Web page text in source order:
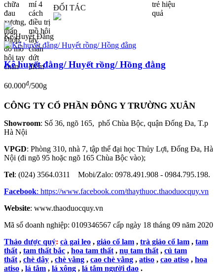
ĐỐI TÁC
Kê Huyết Đằng
Kê huyết đằng/ Huyết rồng/ Hồng đằng
60.000đ/500g
CÔNG TY CỔ PHẦN ĐÔNG Y TRƯỜNG XUÂN
Showroom: Số 36, ngõ 165, phố Chùa Bộc, quận Đống Đa, T.p
Hà Nội
VPGD: Phòng 310, nhà 7, tập thể đại học Thủy Lợi, Đống Đa, Hà
Nội (đi ngõ 95 hoặc ngõ 165 Chùa Bộc vào);
Tel: (024) 3564.0311 Mobi/Zalo: 0978.491.908 - 0984.795.198.
Facebook: https://www.facebook.com/thaythuoc.thaoduocquy.vn
Website: www.thaoduocquy.vn
Mã số doanh nghiệp: 0109346567 cấp ngày 18 tháng 09 năm 2020
Thảo dược quý: cà gai leo , giảo cổ lam , trà giảo cổ lam , tam
thất , tam thất bắc , hoa tam thất , nụ tam thất , củ tam
thất , chè dây , chè vằng , cao chè vằng , atiso , cao atiso , hoa
atiso , lá tắm , lá xông , lá tắm người dao .